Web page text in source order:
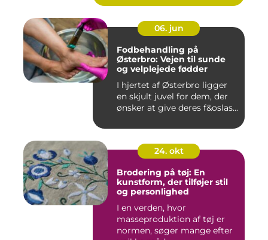
06. jun
Fodbehandling på
Østerbro: Vejen til sunde
og velplejede fødder
I hjertet af Østerbro ligger
en skjult juvel for dem, der
ønsker at give deres f&oslas...
24. okt
Brodering på tøj: En
kunstform, der tilføjer stil
og personlighed
I en verden, hvor
masseproduktion af tøj er
normen, søger mange efter